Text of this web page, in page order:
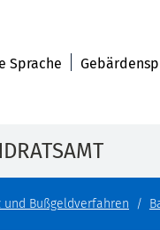
Sprache
Bußgeldverfahren